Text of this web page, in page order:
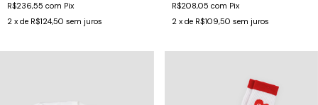
R$236,55 com Pix
2 x de R$124,50 sem juros
R$208,05 com Pix
2 x de R$109,50 sem juros